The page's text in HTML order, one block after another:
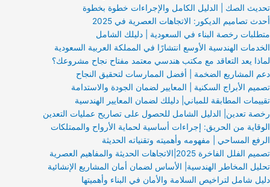
تحديث الصك | الدليل الكامل والإجراءات خطوة بخطوة
أحدث تصاميم الديكور: الاتجاهات العصرية في 2025
متطلبات رخصة البناء في السعودية | دليلك الشامل
الخدمات الهندسية الأوسع انتشارًا في المملكة العربية السعودية
لماذا يعد التعاقد مع مكتب هندسي معتمد مفتاح نجاح مشروعك؟
دعم المشاريع الضخمة | أفضل الممارسات لتحقيق النجاح
تصميم الأبراج السكنية | المعايير لضمان الجودة والاستدامة
تقييمات المطابقة للمباني| دليلك لضمان المعايير الهندسية
رخصة تعدين| الدليل الشامل للحصول على تصاريح عمليات التعدين
الوقاية من الحريق: إجراءات أساسية لحماية الأرواح والممتلكات
الرفع المساحي | مفهومه وأهميته وتقنياته الحديثة
تصميم الفلل الفاخرة 2025|الاتجاهات الحديثة والمفاهيم العصرية
تحليل المخاطر الهندسية| الأساس لضمان أمان المشاريع الإنشائية
دليل شامل لتراخيص السلامة والأمان في البناء وأهميتها